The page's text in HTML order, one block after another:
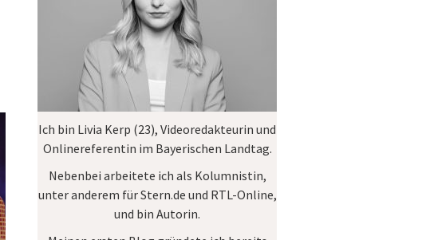
Ich bin Livia Kerp (23), Videoredakteurin und
Onlinereferentin im Bayerischen Landtag.
Nebenbei arbeitete ich als Kolumnistin,
unter anderem fürStern.de und RTL-Online,
und bin Autorin.